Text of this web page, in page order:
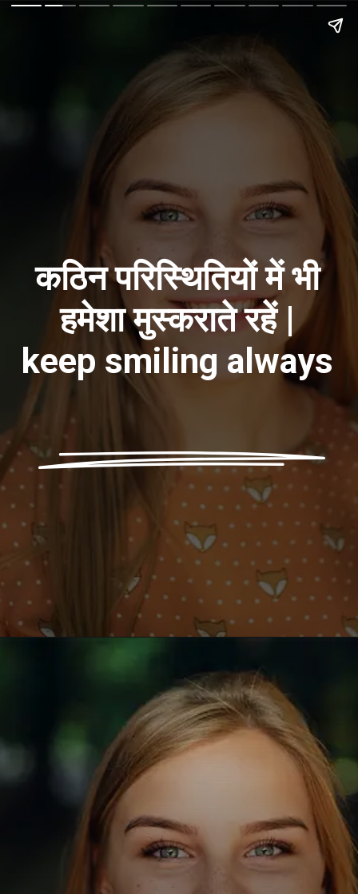
कठिन परिस्थितियों में भी
हमेशा मुस्कराते रहें |
keep smiling always